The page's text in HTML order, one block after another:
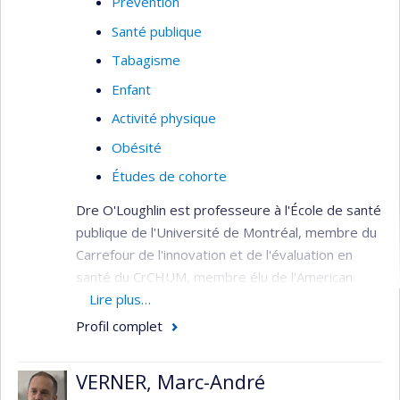
Élaboration d’instruments pour les enfants
Épidémiologie clinique (plan et méthodes)
Santé publique
Tabagisme
Enfant
Activité physique
Obésité
Études de cohorte
Dre O'Loughlin est professeure à l'École de santé
publique de l'Université de Montréal, membre du
Carrefour de l'innovation et de l'évaluation en
santé du CrCHUM, membre élu de l'American
Academy of Pediatrics Tobacco Consortium et
membre de l'Académie canadienne des sciences
déterminants précoces des maladies chroniques
Lire plus…
Profil complet
VERNER, Marc-André